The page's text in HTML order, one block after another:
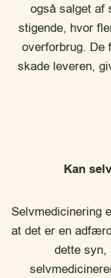
også salget af
stigende, hvor
overforbrug. De
skade leveren,
Kan
Selvmedicinering
at det er en
dette syn,